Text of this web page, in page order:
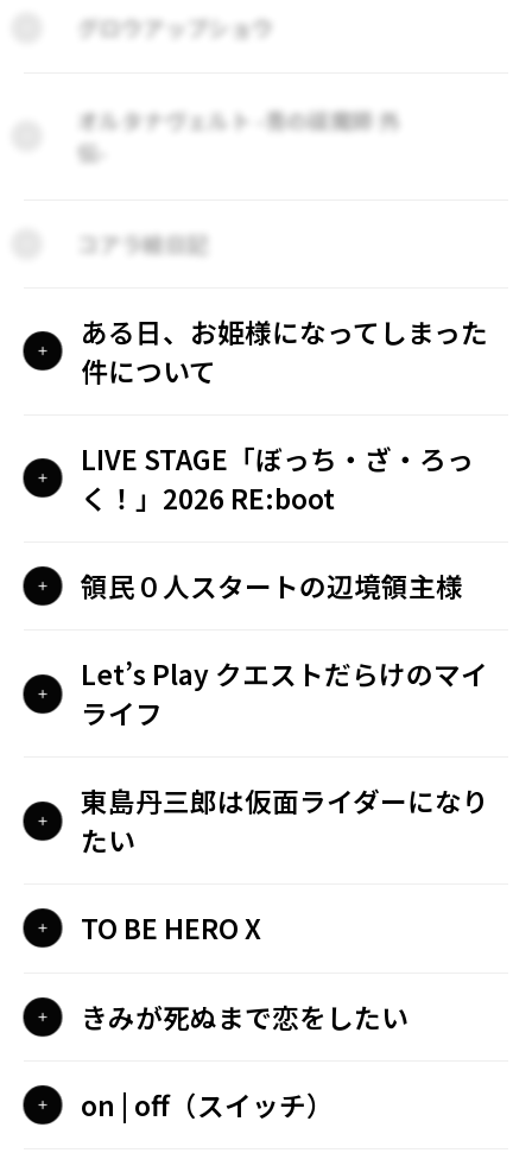
グロウアップショウ
オルタナヴェルト -青の祓魔師 外
伝-
コアラ絵日記
ある日、お姫様になってしまった
件について
LIVE STAGE「ぼっち・ざ・ろっ
く！」2026 RE:boot
領民０人スタートの辺境領主様
Let’s Play クエストだらけのマイ
ライフ
東島丹三郎は仮面ライダーになり
たい
TO BE HERO X
きみが死ぬまで恋をしたい
on | off（スイッチ）